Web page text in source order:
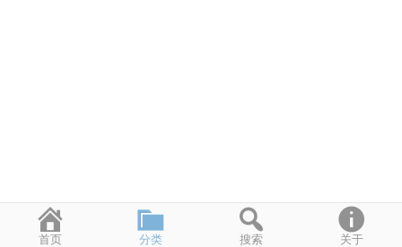
首页 分类 搜索 关于